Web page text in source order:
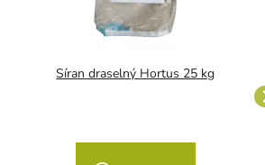
Síran draselný Hortus 25 kg